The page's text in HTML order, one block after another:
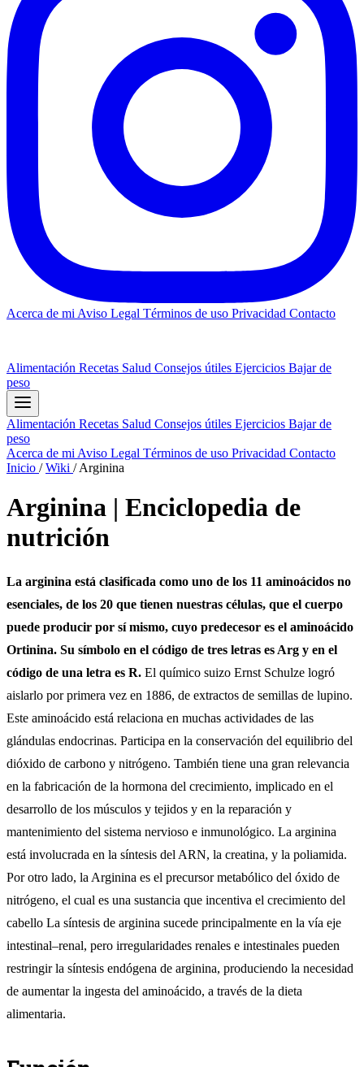
Acerca de mi Aviso Legal Términos de uso Privacidad Contacto
Alimentación Recetas Salud Consejos útiles Ejercicios Bajar de
peso
Alimentación Recetas Salud Consejos útiles Ejercicios Bajar de
peso
Acerca de mi Aviso Legal Términos de uso Privacidad Contacto
Inicio / Wiki / Arginina
Arginina | Enciclopedia de
nutrición
La arginina está clasificada como uno de los 11 aminoácidos no
esenciales, de los 20 que tienen nuestras células, que el cuerpo
puede producir por sí mismo, cuyo predecesor es el aminoácido
Ortinina. Su símbolo en el código de tres letras es Arg y en el
código de una letra es R. El químico suizo Ernst Schulze logró
aislarlo por primera vez en 1886, de extractos de semillas de lupino.
Este aminoácido está relaciona en muchas actividades de las
glándulas endocrinas. Participa en la conservación del equilibrio del
dióxido de carbono y nitrógeno. También tiene una gran relevancia
en la fabricación de la hormona del crecimiento, implicado en el
desarrollo de los músculos y tejidos y en la reparación y
mantenimiento del sistema nervioso e inmunológico. La arginina
está involucrada en la síntesis del ARN, la creatina, y la poliamida.
Por otro lado, la Arginina es el precursor metabólico del óxido de
nitrógeno, el cual es una sustancia que incentiva el crecimiento del
cabello La síntesis de arginina sucede principalmente en la vía eje
intestinal–renal, pero irregularidades renales e intestinales pueden
restringir la síntesis endógena de arginina, produciendo la necesidad
de aumentar la ingesta del aminoácido, a través de la dieta
alimentaria.